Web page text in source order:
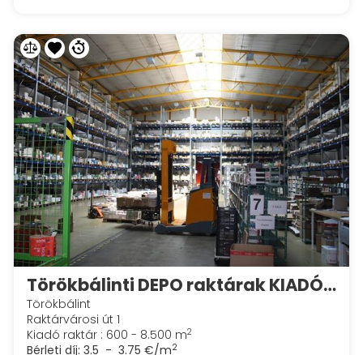
Törökbálinti DEPO raktárak KIADÓK!
Törökbálint
Raktárvárosi út 1
Kiadó raktár : 600 - 8.500 m2
Bérleti díj: 3.5 - 3.75 €/m2